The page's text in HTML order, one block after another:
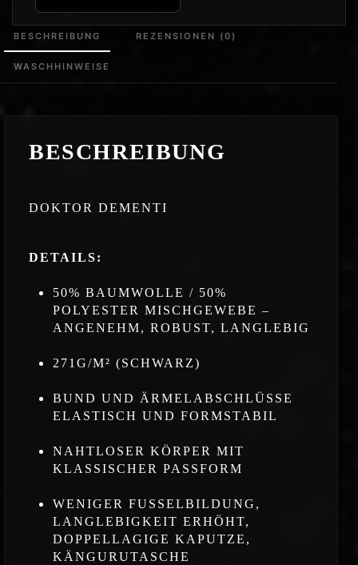
Avatar
Hoodie
Menge
BESCHREIBUNG REZENSIONEN (0)
WASCHHINWEISE
BESCHREIBUNG
DOKTOR DEMENTI
DETAILS:
50% BAUMWOLLE / 50%
POLYESTER MISCHGEWEBE –
ANGENEHM, ROBUST, LANGLEBIG
271G/M² (SCHWARZ)
BUND UND ÄRMELABSCHLÜSSE
ELASTISCH UND FORMSTABIL
NAHTLOSER KÖRPER MIT
KLASSISCHER PASSFORM
WENIGER FUSSELBILDUNG,
LANGLEBIGKEIT ERHÖHT,
DOPPELLAGIGE KAPUTZE,
KÄNGURUTASCHE